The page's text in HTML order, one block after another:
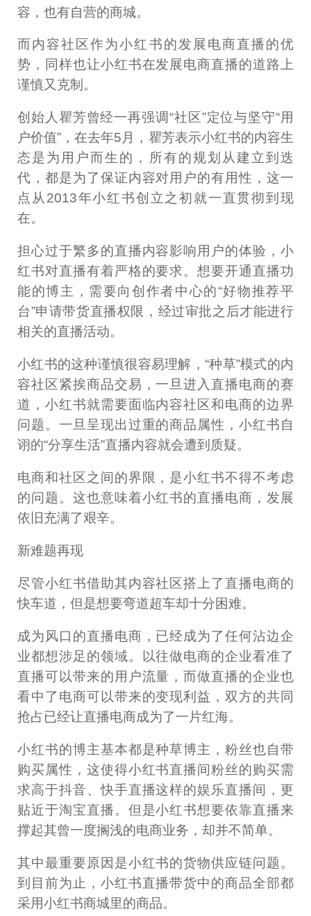
容，也有自营的商城。
而内容社区作为小红书的发展电商直播的优
势，同样也让小红书在发展电商直播的道路上
谨慎又克制。
创始人瞿芳曾经一再强调“社区”定位与坚守“用
户价值”，在去年5月，瞿芳表示小红书的内容生
态是为用户而生的，所有的规划从建立到迭
代，都是为了保证内容对用户的有用性，这一
点从2013年小红书创立之初就一直贯彻到现
在。
担心过于繁多的直播内容影响用户的体验，小
红书对直播有着严格的要求。想要开通直播功
能的博主，需要向创作者中心的“好物推荐平
台”申请带货直播权限，经过审批之后才能进行
相关的直播活动。
小红书的这种谨慎很容易理解，“种草”模式的内
容社区紧挨商品交易，一旦进入直播电商的赛
道，小红书就需要面临内容社区和电商的边界
问题。一旦呈现出过重的商品属性，小红书自
诩的“分享生活”直播内容就会遭到质疑。
电商和社区之间的界限，是小红书不得不考虑
的问题。这也意味着小红书的直播电商，发展
依旧充满了艰辛。
新难题再现
尽管小红书借助其内容社区搭上了直播电商的
快车道，但是想要弯道超车却十分困难。
成为风口的直播电商，已经成为了任何沾边企
业都想涉足的领域。以往做电商的企业看准了
直播可以带来的用户流量，而做直播的企业也
看中了电商可以带来的变现利益，双方的共同
抢占已经让直播电商成为了一片红海。
小红书的博主基本都是种草博主，粉丝也自带
购买属性，这使得小红书直播间粉丝的购买需
求高于抖音、快手直播这样的娱乐直播间，更
贴近于淘宝直播。但是小红书想要依靠直播来
撑起其曾一度搁浅的电商业务，却并不简单。
其中最重要原因是小红书的货物供应链问题。
到目前为止，小红书直播带货中的商品全部都
采用小红书商城里的商品。